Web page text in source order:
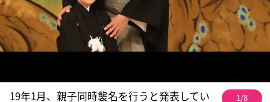
19年1月、親子同時襲名を行うと発表してい
1/8